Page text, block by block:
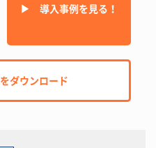
▶︎ 導入事例を見る！
ダウンロード